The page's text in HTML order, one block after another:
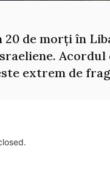
20 de morți în
Acordul
extrem de